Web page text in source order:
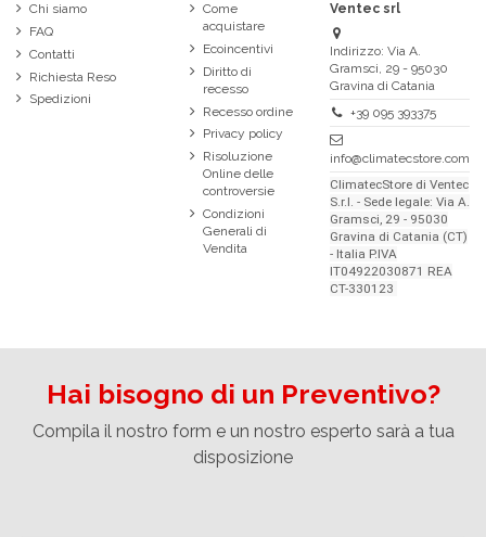
Chi siamo
FAQ
Contatti
Richiesta Reso
Spedizioni
Come
acquistare
Ecoincentivi
Diritto di
recesso
Recesso ordine
Privacy policy
Risoluzione
Online delle
controversie
Condizioni
Generali di
Vendita
Ventec srl
Indirizzo: Via A.
Gramsci, 29 - 95030
Gravina di Catania
+39 095 393375
info@climatecstore.com
ClimatecStore di Ventec
S.r.l. - Sede legale: Via A.
Gramsci, 29 - 95030
Gravina di Catania (CT)
- Italia P.IVA
IT04922030871 REA
CT-330123
Hai bisogno di un Preventivo?
Compila il nostro form e un nostro esperto sarà a tua
disposizione